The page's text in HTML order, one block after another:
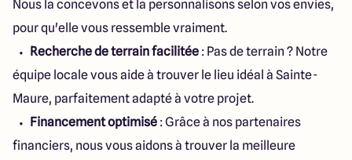
expérience."
Nous la concevons et la personnalisons selon vos envies,
pour qu'elle vous ressemble vraiment.
Recherche de terrain facilitée : Pas de terrain ? Notre
équipe locale vous aide à trouver le lieu idéal à Sainte-
Maure, parfaitement adapté à votre projet.
Financement optimisé : Grâce à nos partenaires
financiers, nous vous aidons à trouver la meilleure